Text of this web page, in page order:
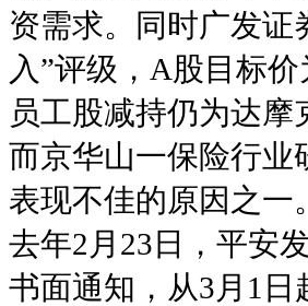
资需求。同时广发证
入”评级，A股目标价
员工股减持仍为达摩
而京华山一保险行业
表现不佳的原因之一。
去年2月23日，平安
书面通知，从3月1